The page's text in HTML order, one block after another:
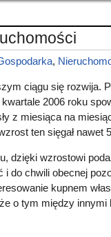
,
ciągu się rozwija.
2006 roku
z miesiąca na
ten sięgał nawet
dzięki wzrostowi
i do chwili obecnej
kupnem
o tym między innymi